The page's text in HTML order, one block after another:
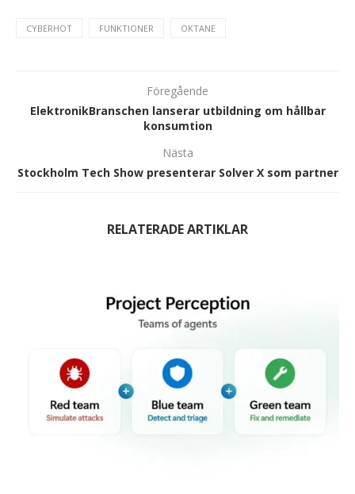
CYBERHOT FUNKTIONER OKTANE
Föregående
ElektronikBranschen lanserar utbildning om hållbar
konsumtion
Nästa
Stockholm Tech Show presenterar Solver X som partner
RELATERADE ARTIKLAR